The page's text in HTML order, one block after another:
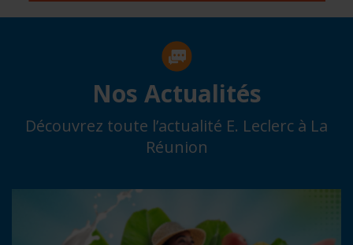
Nos Actualités
Découvrez toute l’actualité E. Leclerc à La
Réunion